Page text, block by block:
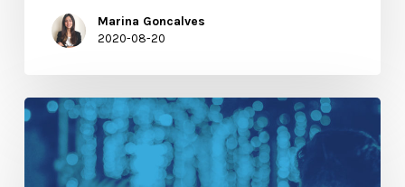
Marina Goncalves
2020-08-20
Eventos
Virtuales